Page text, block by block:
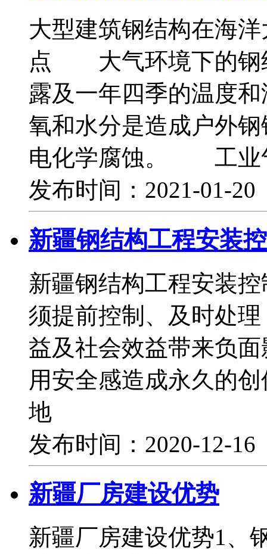
大型建筑钢结构在海
点 大气环境下的钢
露及一年四季的温度
氧和水分是造成户外
电化学腐蚀。 工业
发布时间：2021-01-
新疆钢结构工程安装
新疆钢结构工程安装
须提前控制、及时处
益及社会效益带来负
用安全感造成永久的
地
发布时间：2020-12-
新疆厂房建设优势
新疆厂房建设优势1、